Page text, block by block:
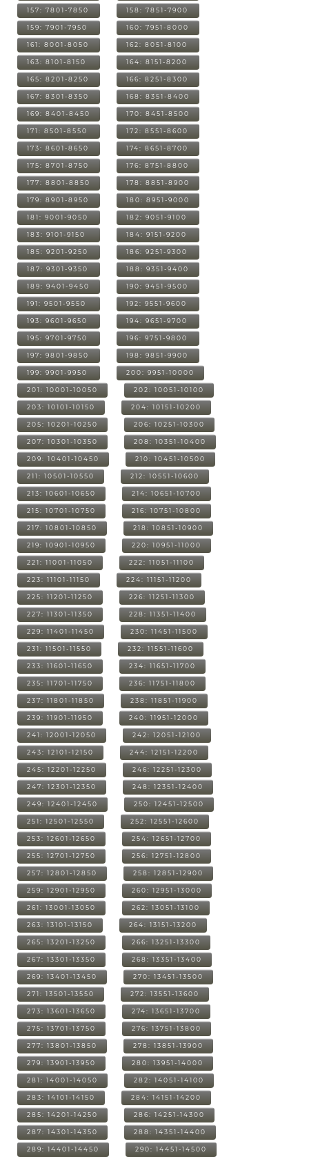
157: 7801-7850 158: 7851-7900
159: 7901-7950 160: 7951-8000
161: 8001-8050 162: 8051-8100
163: 8101-8150 164: 8151-8200
165: 8201-8250 166: 8251-8300
167: 8301-8350 168: 8351-8400
169: 8401-8450 170: 8451-8500
171: 8501-8550 172: 8551-8600
173: 8601-8650 174: 8651-8700
175: 8701-8750 176: 8751-8800
177: 8801-8850 178: 8851-8900
179: 8901-8950 180: 8951-9000
181: 9001-9050 182: 9051-9100
183: 9101-9150 184: 9151-9200
185: 9201-9250 186: 9251-9300
187: 9301-9350 188: 9351-9400
189: 9401-9450 190: 9451-9500
191: 9501-9550 192: 9551-9600
193: 9601-9650 194: 9651-9700
195: 9701-9750 196: 9751-9800
197: 9801-9850 198: 9851-9900
199: 9901-9950 200: 9951-10000
201: 10001-10050 202: 10051-10100
203: 10101-10150 204: 10151-10200
205: 10201-10250 206: 10251-10300
207: 10301-10350 208: 10351-10400
209: 10401-10450 210: 10451-10500
211: 10501-10550 212: 10551-10600
213: 10601-10650 214: 10651-10700
215: 10701-10750 216: 10751-10800
217: 10801-10850 218: 10851-10900
219: 10901-10950 220: 10951-11000
221: 11001-11050 222: 11051-11100
223: 11101-11150 224: 11151-11200
225: 11201-11250 226: 11251-11300
227: 11301-11350 228: 11351-11400
229: 11401-11450 230: 11451-11500
231: 11501-11550 232: 11551-11600
233: 11601-11650 234: 11651-11700
235: 11701-11750 236: 11751-11800
237: 11801-11850 238: 11851-11900
239: 11901-11950 240: 11951-12000
241: 12001-12050 242: 12051-12100
243: 12101-12150 244: 12151-12200
245: 12201-12250 246: 12251-12300
247: 12301-12350 248: 12351-12400
249: 12401-12450 250: 12451-12500
251: 12501-12550 252: 12551-12600
253: 12601-12650 254: 12651-12700
255: 12701-12750 256: 12751-12800
257: 12801-12850 258: 12851-12900
259: 12901-12950 260: 12951-13000
261: 13001-13050 262: 13051-13100
263: 13101-13150 264: 13151-13200
265: 13201-13250 266: 13251-13300
267: 13301-13350 268: 13351-13400
269: 13401-13450 270: 13451-13500
271: 13501-13550 272: 13551-13600
273: 13601-13650 274: 13651-13700
275: 13701-13750 276: 13751-13800
277: 13801-13850 278: 13851-13900
279: 13901-13950 280: 13951-14000
281: 14001-14050 282: 14051-14100
283: 14101-14150 284: 14151-14200
285: 14201-14250 286: 14251-14300
287: 14301-14350 288: 14351-14400
289: 14401-14450 290: 14451-14500